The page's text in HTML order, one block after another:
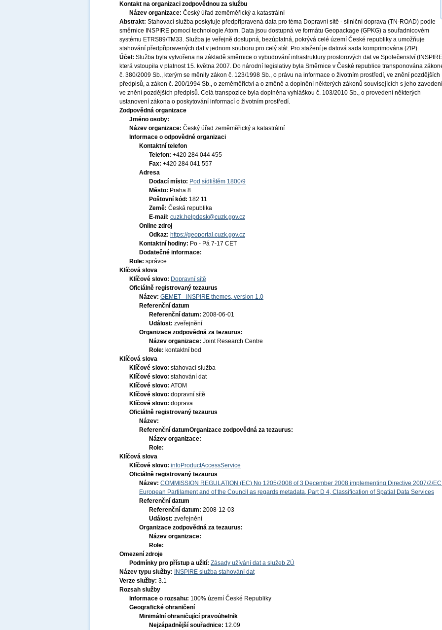
Kontakt na organizaci zodpovědnou za službu
Název organizace: Český úřad zeměměřický a katastrální
Abstrakt: Stahovací služba poskytuje předpřipravená data pro téma Dopravní sítě - silniční doprava (TN-ROAD) podle
směrnice INSPIRE pomocí technologie Atom. Data jsou dostupná ve formátu Geopackage (GPKG) a souřadnicovém
systému ETRS89/TM33. Služba je veřejně dostupná, bezúplatná, pokrývá celé území České republiky a umožňuje
stahování předpřipravených dat v jednom souboru pro celý stát. Pro stažení je datová sada komprimována (ZIP).
Účel: Služba byla vytvořena na základě směrnice o vybudování infrastruktury prostorových dat ve Společenství
která vstoupila v platnost 15. května 2007. Do národní legislativy byla Směrnice v České republice transponována
č. 380/2009 Sb., kterým se měnily zákon č. 123/1998 Sb., o právu na informace o životním prostředí, ve znění pozdějších
předpisů, a zákon č. 200/1994 Sb., o zeměměřictví a o změně a doplnění některých zákonů souvisejících s jeho
ve znění pozdějších předpisů. Celá transpozice byla doplněna vyhláškou č. 103/2010 Sb., o provedení některých
ustanovení zákona o poskytování informací o životním prostředí.
Zodpovědná organizace
Jméno osoby:
Název organizace: Český úřad zeměměřický a katastrální
Informace o odpovědné organizaci
Kontaktní telefon
Telefon: +420 284 044 455
Fax: +420 284 041 557
Adresa
Dodací místo: Pod sídlištěm 1800/9
Město: Praha 8
Poštovní kód: 182 11
Země: Česká republika
E-mail: cuzk.helpdesk@cuzk.gov.cz
Online zdroj
Odkaz: https://geoportal.cuzk.gov.cz
Kontaktní hodiny: Po - Pá 7-17 CET
Dodatečné informace:
Role: správce
Klíčová slova
Klíčové slovo: Dopravní sítě
Oficiálně registrovaný tezaurus
Název: GEMET - INSPIRE themes, version 1.0
Referenční datum
Referenční datum: 2008-06-01
Událost: zveřejnění
Organizace zodpovědná za tezaurus:
Název organizace: Joint Research Centre
Role: kontaktní bod
Klíčová slova
Klíčové slovo: stahovací služba
Klíčové slovo: stahování dat
Klíčové slovo: ATOM
Klíčové slovo: dopravní sítě
Klíčové slovo: doprava
Oficiálně registrovaný tezaurus
Název:
Referenční datumOrganizace zodpovědná za tezaurus:
Název organizace:
Role:
Klíčová slova
Klíčové slovo: infoProductAccessService
Oficiálně registrovaný tezaurus
Název: COMMISSION REGULATION (EC) No 1205/2008 of 3 December 2008 implementing Directive 2007/2/EC
European Partilament and of the Council as regards metadata, Part D 4, Classification of Spatial Data Services
Referenční datum
Referenční datum: 2008-12-03
Událost: zveřejnění
Organizace zodpovědná za tezaurus:
Název organizace:
Role:
Omezení zdroje
Podmínky pro přístup a užití: Zásady užívání dat a služeb ZÚ
Název typu služby:
INSPIRE služba stahování dat
Verze služby: 3.1
Rozsah služby
Informace o rozsahu: 100% území České Republiky
Geografické ohraničení
Minimální ohraničující pravoúhelník
Nejzápadnější souřadnice: 12.09